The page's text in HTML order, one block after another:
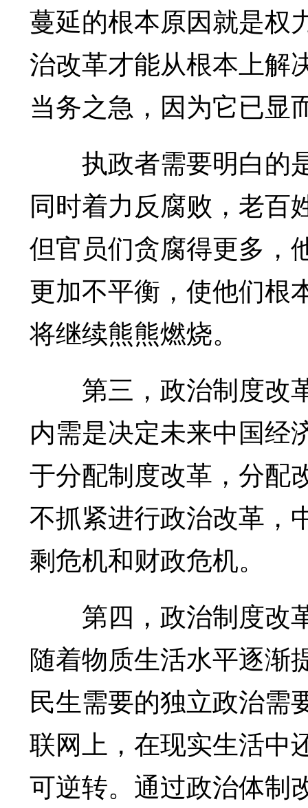
蔓延的根本原因就是权
治改革才能从根本上解
当务之急，因为它已显
执政者需要明白的
同时着力反腐败，老百
但官员们贪腐得更多，
更加不平衡，使他们根
将继续熊熊燃烧。
第三，政治制度改
内需是决定未来中国经
于分配制度改革，分配
不抓紧进行政治改革，
剩危机和财政危机。
第四，政治制度改
随着物质生活水平逐渐
民生需要的独立政治需
联网上，在现实生活中
可逆转。通过政治体制